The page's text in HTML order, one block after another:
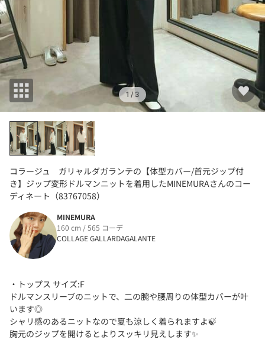
1 / 3
コラージュ ガリャルダガランテの【体型カバー/首元ジップ付
き】ジップ変形ドルマンニットを着用したMINEMURAさんのコー
ディネート（83767058）
MINEMURA
160 cm / 565 コーデ
COLLAGE GALLARDAGALANTE
・トップス サイズ:F
ドルマンスリーブのニットで、二の腕や腰周りの体型カバーが叶
います◎
シャリ感のあるニットなので夏も涼しく着られますよ🍃
胸元のジップを開けるとよりスッキリ見えします✨️